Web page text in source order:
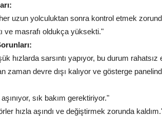
uzun yolculuktan sonra kontrol etmek
ve masrafı oldukça yüksekti."
hızlarda sarsıntı yapıyor, bu durum rahatsız
zaman devre dışı kalıyor ve gösterge
sık bakım gerektiriyor."
hızla aşındı ve değiştirmek zorunda